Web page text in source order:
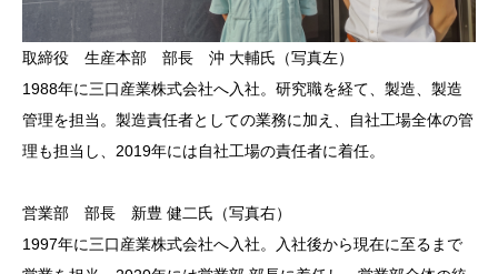
取締役 生産本部 部長 沖 大輔氏（写真左）
1988年に三口産業株式会社へ入社。研究職を経て、製造、製造
管理を担当。製造責任者としての業務に加え、自社工場全体の管
理も担当し、2019年には自社工場の責任者に着任。
営業部 部長 新豊 健二氏（写真右）
1997年に三口産業株式会社へ入社。入社後から現在に至るまで